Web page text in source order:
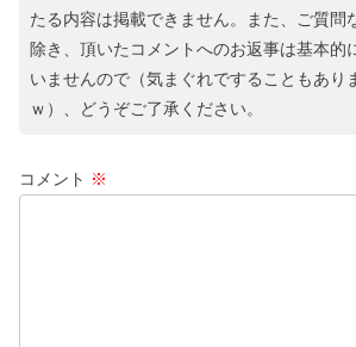
たる内容は掲載できません。また、ご質問
除き、頂いたコメントへのお返事は基本的
いませんので（気まぐれですることもあり
ｗ）、どうぞご了承ください。
コメント ※